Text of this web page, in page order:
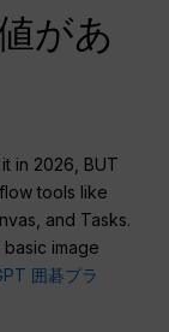
があ
in 2026, BUT
tools like
and Tasks.
image
囲碁プラ